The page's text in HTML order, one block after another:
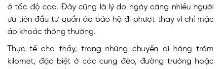
ở tốc độ cao. Đây cũng là lý do ngày càng nhiều người
ưu tiên đầu tư quần áo bảo hộ đi phượt thay vì chỉ mặc
áo khoác thông thường.
Thực tế cho thấy, trong những chuyến đi hàng trăm
kilomet, đặc biệt ở các cung đèo, đường trường hoặc